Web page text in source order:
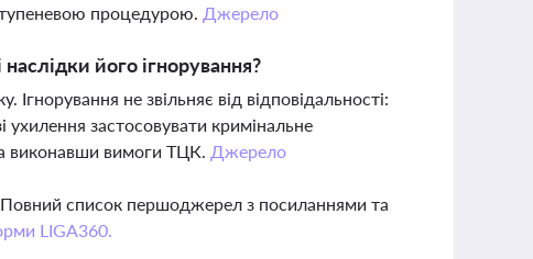
процедурою. Джерело
його ігнорування?
не звільняє від відповідальності:
застосовувати кримінальне
виконавши вимоги ТЦК. Джерело
Повний список першоджерел з посиланнями та
LIGA360.